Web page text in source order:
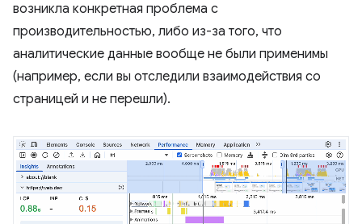
возникла конкретная проблема с
производительностью, либо из-за того, что
аналитические данные вообще не были применимы
(например, если вы отследили взаимодействия со
страницей и не перешли).